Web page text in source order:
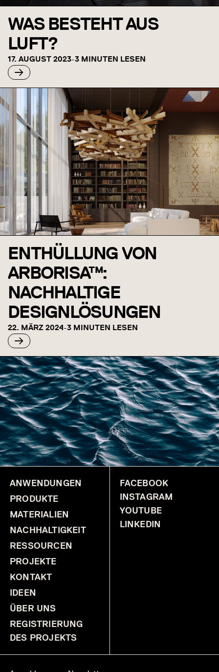
WAS BESTEHT AUS
LUFT?
17. AUGUST 2023-3 MINUTEN LESEN
ENTHÜLLUNG VON
ARBORISA™:
NACHHALTIGE
DESIGNLÖSUNGEN
22. MÄRZ 2024-3 MINUTEN LESEN
ANWENDUNGEN
PRODUKTE
MATERIALIEN
NACHHALTIGKEIT
RESSOURCEN
PROJEKTE
KONTAKT
IDEEN
ÜBER UNS
REGISTRIERUNG
DES PROJEKTS
FACEBOOK
INSTAGRAM
YOUTUBE
LINKEDIN